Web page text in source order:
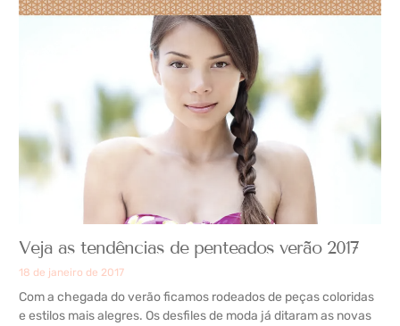
Veja as tendências de penteados verão 2017
18 de janeiro de 2017
Com a chegada do verão ficamos rodeados de peças coloridas
e estilos mais alegres. Os desfiles de moda já ditaram as novas